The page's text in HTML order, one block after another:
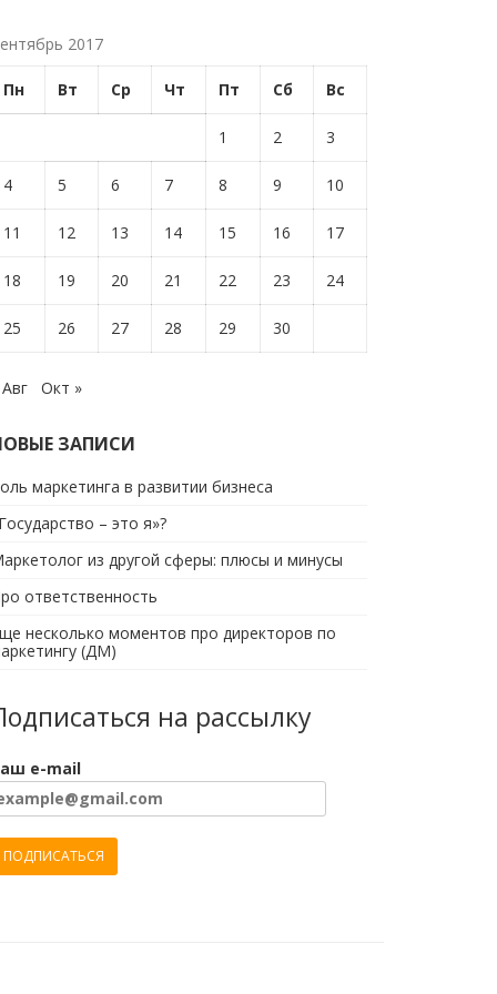
2017
Пн Вт Ср Чт Пт Сб Вс
1 2 3
4 5 6 7 8 9 10
11 12 13 14 15 16 17
18 19 20 21 22 23 24
25 26 27 28 29 30
Окт »
ЗАПИСИ
маркетинга в развитии бизнеса
– это я»?
из другой сферы: плюсы и минусы
ответственность
несколько моментов про директоров по
(ДМ)
на рассылку
e-mail